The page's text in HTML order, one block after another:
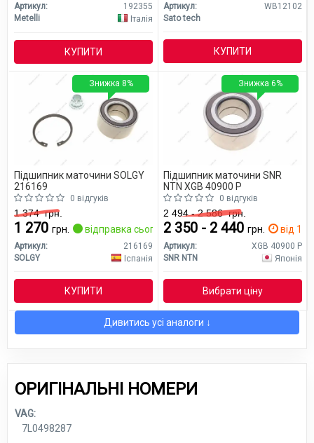
Артикул:
192355
Metelli
Італія
КУПИТИ
Артикул:
WB12102
Sato tech
КУПИТИ
Підшипник маточини SOLGY
216169
0 відгуків
1 374грн.
1 270 грн. відправка сьогодні
Артикул:
216169
SOLGY
Іспанія
КУПИТИ
Знижка 8%
Підшипник маточини SNR
NTN XGB 40900 P
0 відгуків
2 494 - 2 586грн.
2 350 - 2 440 грн. від 1
Артикул:
XGB 40900 P
SNR NTN
Японія
Вибрати ціну
Знижка 6%
Дивитись усі аналоги ↓
ОРИГІНАЛЬНІ НОМЕРИ
VAG:
7L0498287